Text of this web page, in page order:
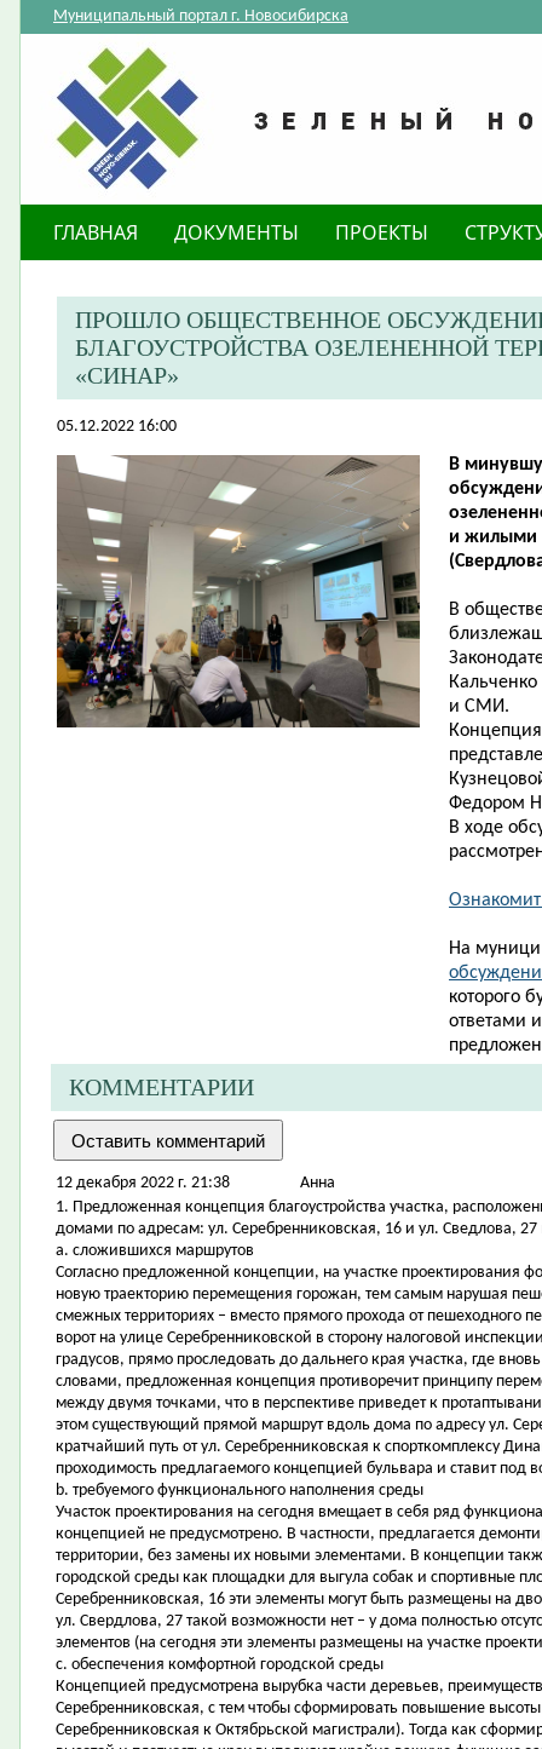
Муниципальный портал г. Новосибирска
ГЛАВНАЯ ДОКУМЕНТЫ ПРОЕКТЫ
ПРОШЛО ОБЩЕСТВЕННОЕ
БЛАГОУСТРОЙСТВА ОЗЕЛЕНЕННОЙ
«СИНАР»
05.12.2022 16:00
В
и жилыми
В
и СМИ.
Федором
В ходе
На
которого
ответами
КОММЕНТАРИИ
12 декабря 2022 г. 21:38
Aнна
1. Предложенная концепция благоустройства участка,
домами по адресам: ул. Серебренниковская, 16 и ул. Сведлова, 27
a. сложившихся маршрутов
Согласно предложенной концепции, на участке проектирования
новую траекторию перемещения горожан, тем самым нарушая
смежных территориях – вместо прямого прохода от пешеходного
ворот на улице Серебренниковской в сторону налоговой
градусов, прямо проследовать до дальнего края участка, где
словами, предложенная концепция противоречит принципу
между двумя точками, что в перспективе приведет к
этом существующий прямой маршрут вдоль дома по адресу ул.
кратчайший путь от ул. Серебренниковская к спорткомплексу
проходимость предлагаемого концепцией бульвара и ставит под
b. требуемого функционального наполнения среды
Участок проектирования на сегодня вмещает в себя ряд
концепцией не предусмотрено. В частности, предлагается
территории, без замены их новыми элементами. В концепции
городской среды как площадки для выгула собак и спортивные
Серебренниковская, 16 эти элементы могут быть размещены на
ул. Свердлова, 27 такой возможности нет – у дома полностью
элементов (на сегодня эти элементы размещены на участке
c. обеспечения комфортной городской среды
Концепцией предусмотрена вырубка части деревьев,
Серебренниковская, с тем чтобы сформировать повышение
Серебренниковская к Октябрьской магистрали). Тогда как